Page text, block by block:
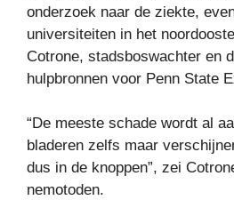
onderzoek naar de ziekte,
universiteiten in het
Cotrone, stadsboswachter en
hulpbronnen voor Penn State
“De meeste schade wordt al
bladeren zelfs maar
dus in de knoppen”, zei
nemotoden.